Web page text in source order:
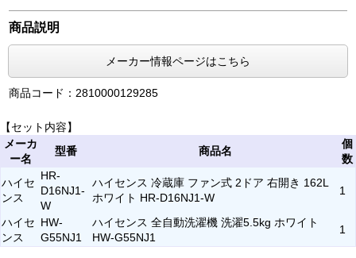
商品説明
メーカー情報ページはこちら
商品コード：2810000129285
【セット内容】
メーカ
ー名
型番 商品名
個
数
ハイセ
ンス
HR-
D16NJ1-
W
ハイセンス 冷蔵庫 ファン式 2ドア 右開き 162L
ホワイト HR-D16NJ1-W
1
ハイセ
ンス
HW-
G55NJ1
ハイセンス 全自動洗濯機 洗濯5.5kg ホワイト
HW-G55NJ1
1